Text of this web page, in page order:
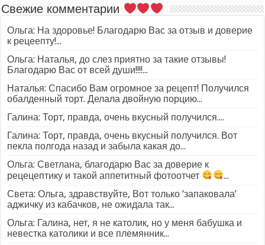
Свежие комментарии
Ольга: На здоровье! Благодарю Вас за отзыв и доверие
к рецеепту!...
Ольга: Наталья, до слез приятно за такие отзывы!
Благодарю Вас от всей души!!!!...
Наталья: Спасибо Вам огромное за рецепт! Получился
обалденный торт. Делала двойную порцию...
Галина: Торт, правда, очень вкусный получился....
Галина: Торт, правда, очень вкусный получился. Вот
пекла полгода назад и забыла какая до...
Ольга: Светлана, благодарю Вас за доверие к
рецецептику и такой аппетитный фотоотчет
...
Света: Ольга, здравствуйте, Вот только ‘запаковала’
аджичку из кабачков, не ожидала так...
Ольга: Галина, нет, я не католик, но у меня бабушка и
невестка католики и все племянник...